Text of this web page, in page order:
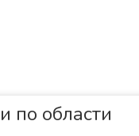
по области